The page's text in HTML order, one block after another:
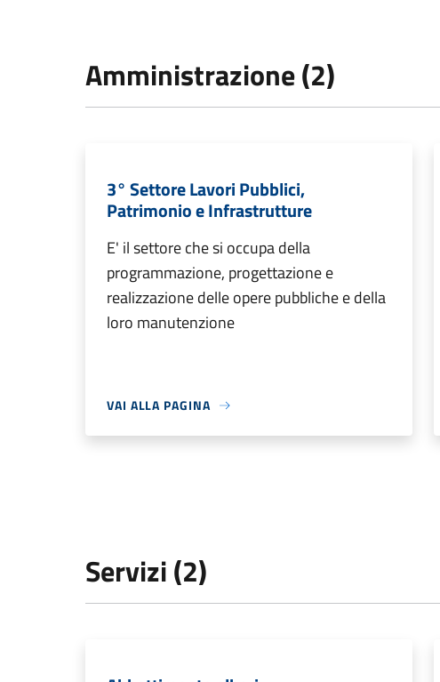
Amministrazione (2)
3° Settore Lavori Pubblici,
Patrimonio e Infrastrutture
E' il settore che si occupa della
programmazione, progettazione e
realizzazione delle opere pubbliche e della
loro manutenzione
VAI ALLA PAGINA
Servizi (2)